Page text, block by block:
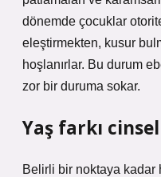
dönemde çocuklar
eleştirmekten, kusur
hoşlanırlar. Bu durum
zor bir duruma sokar.
Yaş farkı
Belirli bir noktaya kadar